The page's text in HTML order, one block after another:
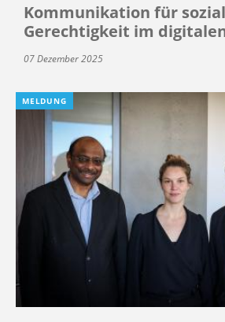
Kommunikation für
Gerechtigkeit im
07 Dezember 2025
MELDUNG